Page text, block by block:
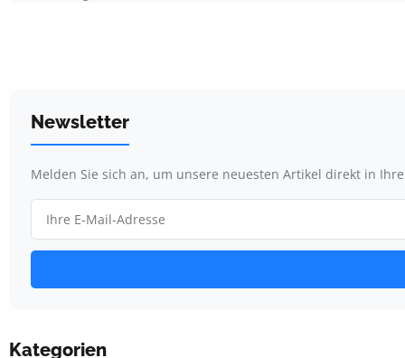
Newsletter
Melden Sie sich an, um unsere neuesten Artikel direkt in
Kategorien